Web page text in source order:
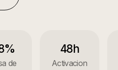
de
48h
Activacion